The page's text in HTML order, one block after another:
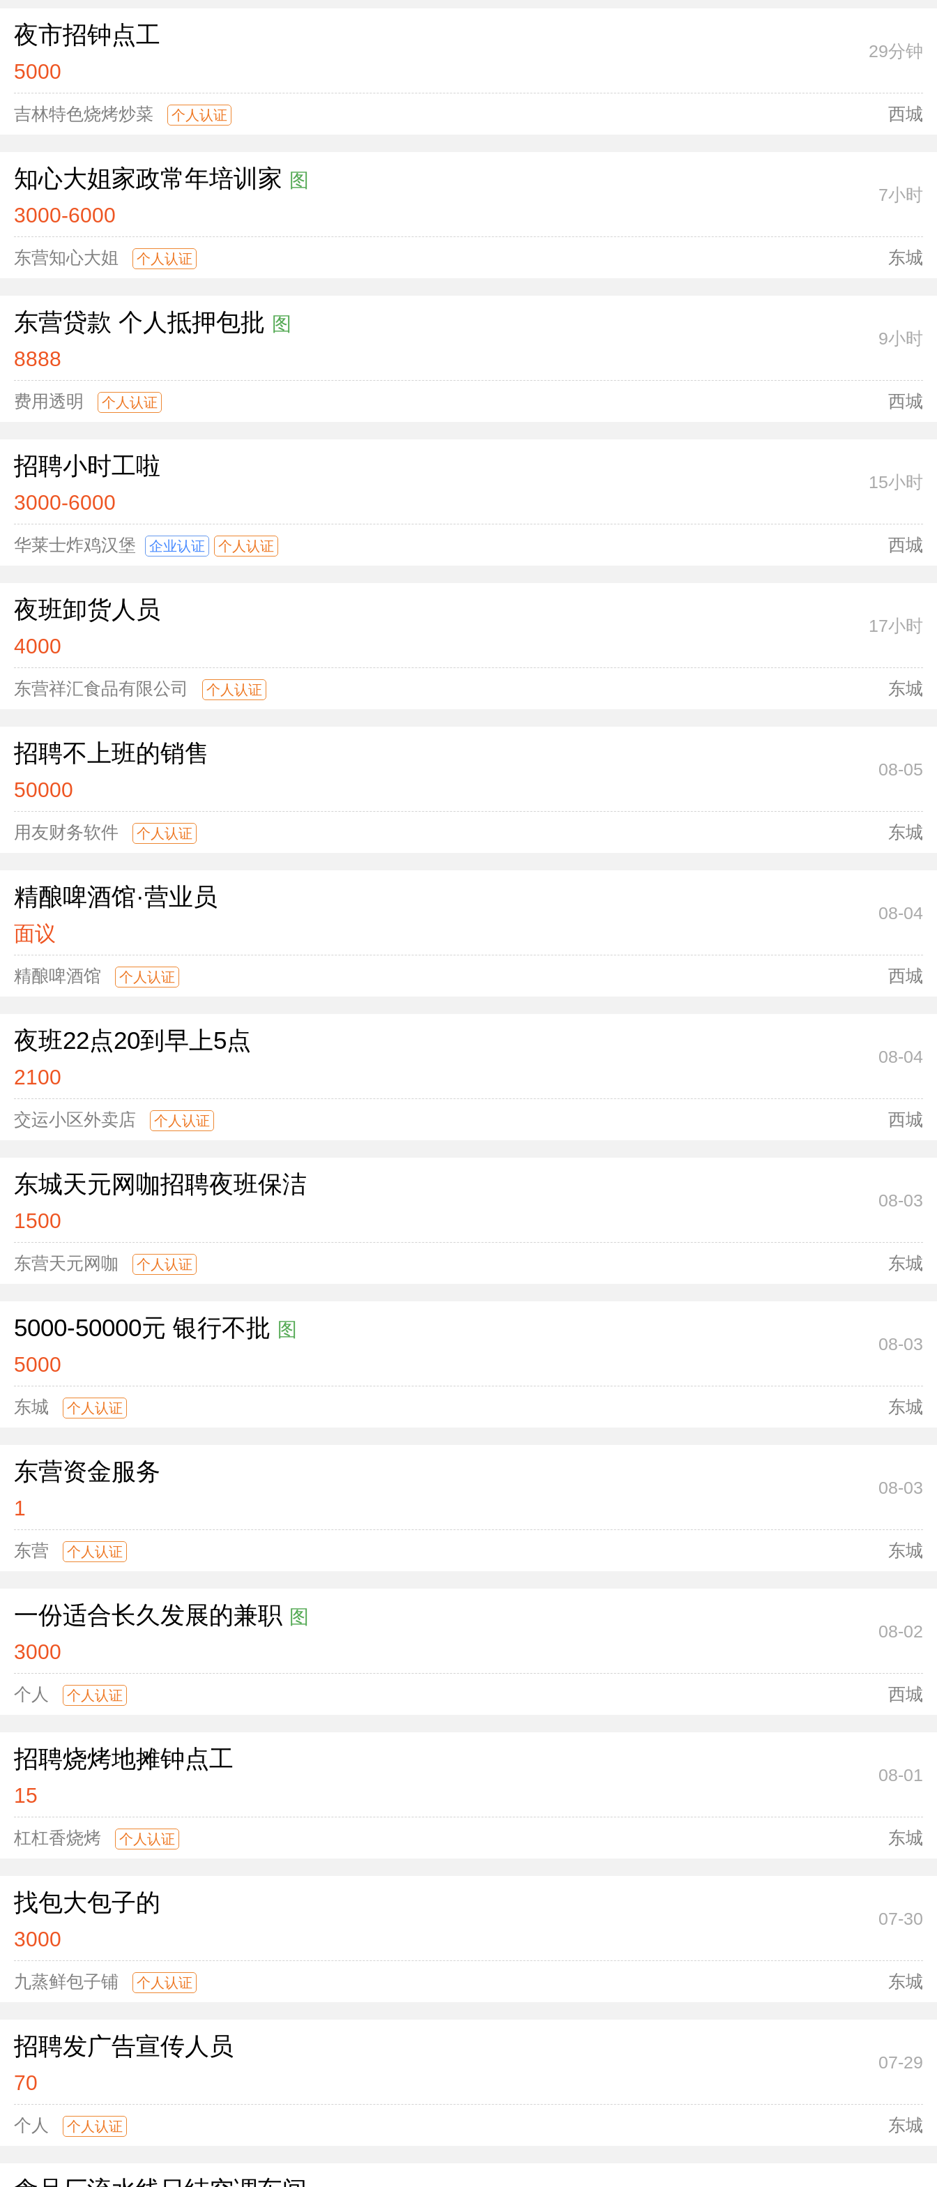
夜市招钟点工
5000
29分钟
吉林特色烧烤炒菜 个人认证 西城
知心大姐家政常年培训家 图
3000-6000
7小时
东营知心大姐 个人认证 东城
东营贷款 个人抵押包批 图
8888
9小时
费用透明 个人认证 西城
招聘小时工啦
3000-6000
15小时
华莱士炸鸡汉堡 企业认证 个人认证 西城
夜班卸货人员
4000
17小时
东营祥汇食品有限公司 个人认证 东城
招聘不上班的销售
50000
08-05
用友财务软件 个人认证 东城
精酿啤酒馆·营业员
面议
08-04
精酿啤酒馆 个人认证 西城
夜班22点20到早上5点
2100
08-04
交运小区外卖店 个人认证 西城
东城天元网咖招聘夜班保洁
1500
08-03
东营天元网咖 个人认证 东城
5000-50000元 银行不批 图
5000
08-03
东城 个人认证 东城
东营资金服务
1
08-03
东营 个人认证 东城
一份适合长久发展的兼职 图
3000
08-02
个人 个人认证 西城
招聘烧烤地摊钟点工
15
08-01
杠杠香烧烤 个人认证 东城
找包大包子的
3000
07-30
九蒸鲜包子铺 个人认证 东城
招聘发广告宣传人员
70
07-29
个人 个人认证 东城